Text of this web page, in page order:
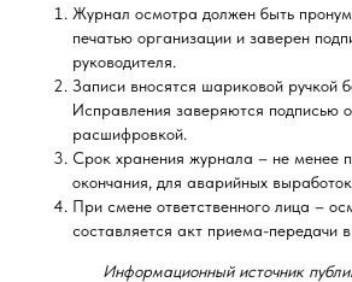
Журнал осмотра должен быть
печатью организации и заверен
руководителя.
Записи вносятся шариковой ручкой
Исправления заверяются подписью
расшифровкой.
Срок хранения журнала – не менее
окончания, для аварийных
При смене ответственного лица –
составляется акт приема-передачи
Информационный источник